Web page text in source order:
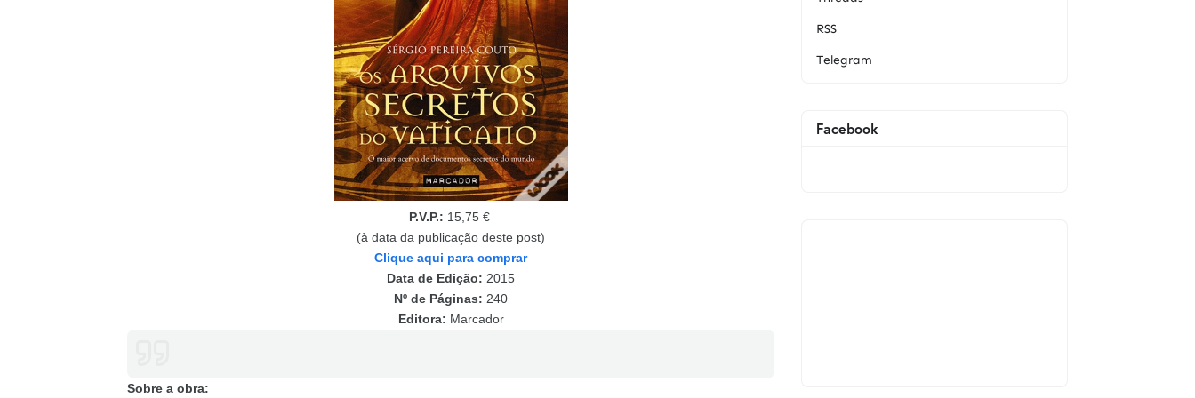
P.V.P.: 15,75 €
(à data da publicação deste post)
Clique aqui para comprar
Data de Edição: 2015
Nº de Páginas: 240
Editora: Marcador
Sobre a obra:
RSS
Telegram
Facebook